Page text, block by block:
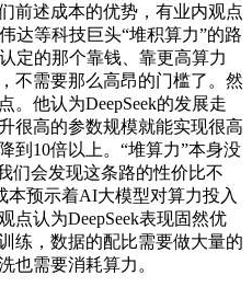
述成本的优势，有业内观点
达等科技巨头“堆积算力”的路
定的那个靠钱、靠更高算力
不需要那么高昂的门槛了。然
。他认为DeepSeek的发展走
很高的参数规模就能实现很高
到10倍以上。“堆算力”本身没
们会发现这条路的性价比不
本预示着AI大模型对算力投入
点认为DeepSeek表现固然优
练，数据的配比需要做大量的
也需要消耗算力。